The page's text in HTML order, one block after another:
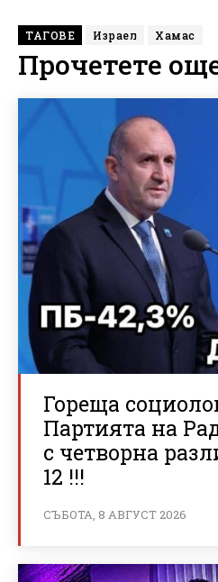
ТАГОВЕ Израел Хамас
Прочетете
Гореща
Партията на
с четворна
12 !!!
СЪБОТА, 8 АВГУСТ 2026